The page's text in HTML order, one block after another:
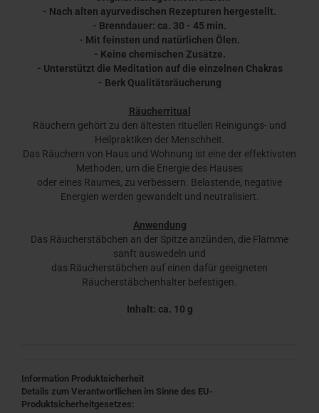
- Nach alten ayurvedischen Rezepturen hergestellt.
- Brenndauer: ca. 30 - 45 min.
- Mit feinsten und natürlichen Ölen.
- Keine chemischen Zusätze.
- Unterstützt die Meditation auf die einzelnen Chakras
- Berk Qualitätsräucherung
Räucherritual
Räuchern gehört zu den ältesten rituellen Reinigungs- und
Heilpraktiken der Menschheit.
Das Räuchern von Haus und Wohnung ist eine der effektivsten
Methoden, um die Energie des Hauses
oder eines Raumes, zu verbessern. Belastende, negative
Energien werden gewandelt und neutralisiert.
Anwendung
Das Räucherstäbchen an der Spitze anzünden, die Flamme
sanft auswedeln und
das Räucherstäbchen auf einen dafür geeigneten
Räucherstäbchenhalter befestigen.
Inhalt: ca. 10 g
Information Produktsicherheit
Details zum Verantwortlichen im Sinne des EU-
Produktsicherheitgesetzes: